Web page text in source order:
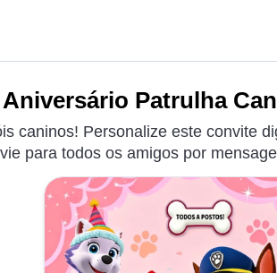
Patrulha
caninos! Personalize este convite
para todos os amigos por